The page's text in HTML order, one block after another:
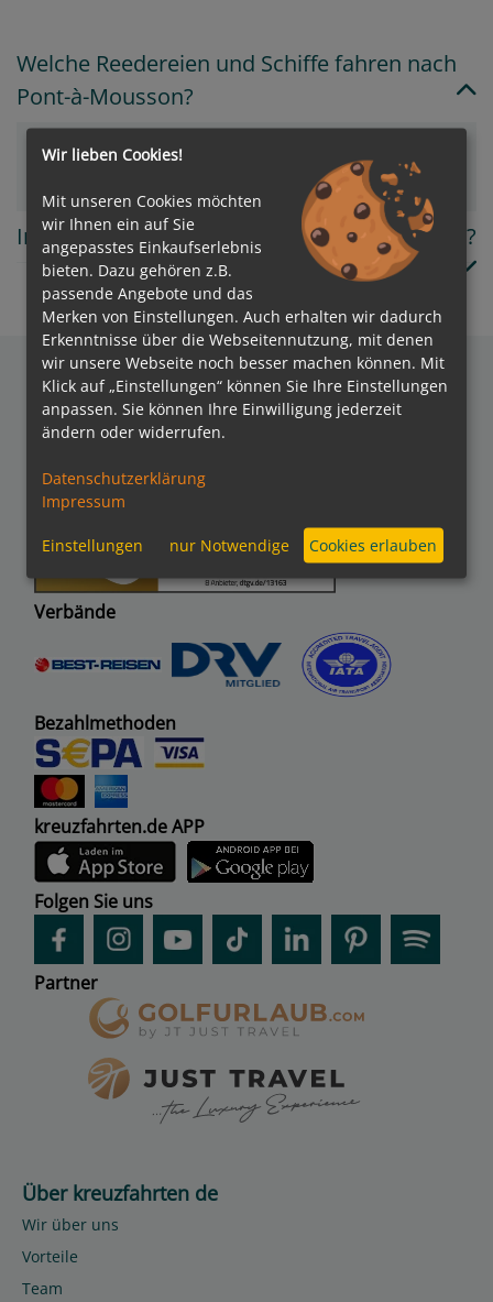
Welche Reedereien und Schiffe fahren nach
Pont-à-Mousson?
VIVA Cruises
In welchem Land/Insel liegt Pont-à-Mousson?
Auszeichnungen
Verbände
Bezahlmethoden
kreuzfahrten.de APP
Folgen Sie uns
Partner
Über kreuzfahrten de
Wir über uns
Vorteile
Team
Wir lieben Cookies!
Mit unseren Cookies möchten
wir Ihnen ein auf Sie
angepasstes Einkaufserlebnis
bieten. Dazu gehören z.B.
passende Angebote und das
Merken von Einstellungen. Auch erhalten wir dadurch
Erkenntnisse über die Webseitennutzung, mit denen
wir unsere Webseite noch besser machen können. Mit
Klick auf „Einstellungen“ können Sie Ihre Einstellungen
anpassen. Sie können Ihre Einwilligung jederzeit
ändern oder widerrufen.
Datenschutzerklärung
Impressum
Einstellungen nur Notwendige Cookies erlauben